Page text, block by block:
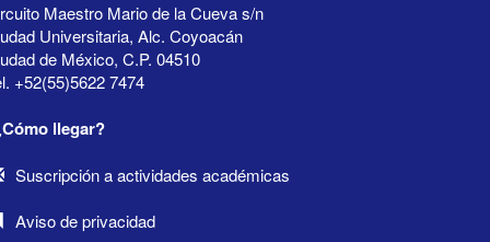
Maestro Mario de la Cueva s/n
Universitaria, Alc. Coyoacán
de México, C.P. 04510
+52(55)5622 7474
llegar?
Suscripción a actividades académicas
Aviso de privacidad